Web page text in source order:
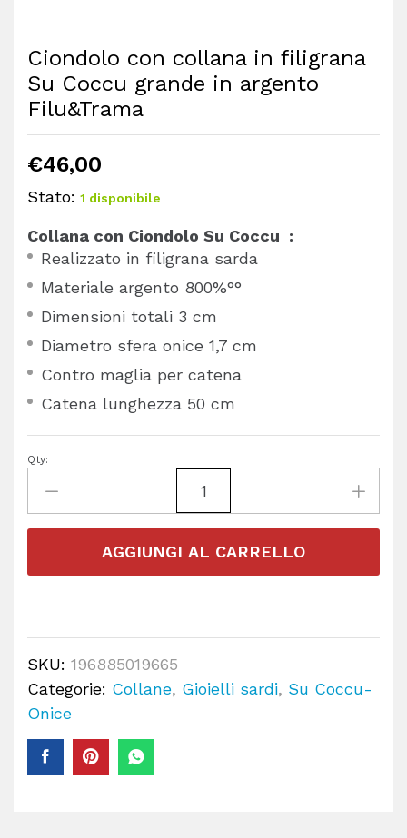
Ciondolo con collana in filigrana
Su Coccu grande in argento
Filu&Trama
€46,00
Stato: 1 disponibile
Collana con Ciondolo Su Coccu :
Realizzato in filigrana sarda
Materiale argento 800%°°
Dimensioni totali 3 cm
Diametro sfera onice 1,7 cm
Contro maglia per catena
Catena lunghezza 50 cm
Qty:
AGGIUNGI AL CARRELLO
SKU: 196885019665
Categorie: Collane, Gioielli sardi, Su Coccu-
Onice